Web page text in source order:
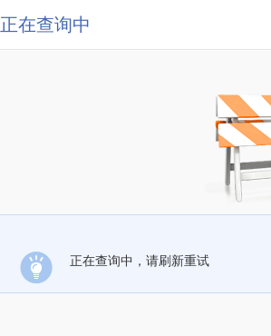
正在查询中
正在查询中，请刷新重试